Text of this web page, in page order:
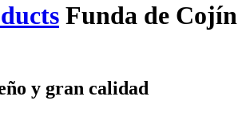
Funda de Cojín
y gran calidad